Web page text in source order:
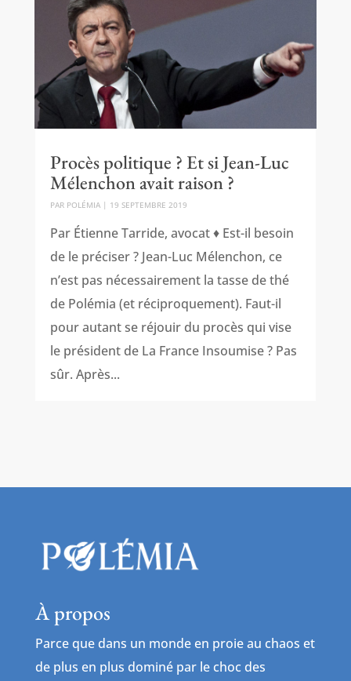
Procès politique ? Et si Jean-Luc
Mélenchon avait raison ?
PAR POLÉMIA| 19 SEPTEMBRE 2019
Par Étienne Tarride, avocat ♦ Est-il besoin
de le préciser ? Jean-Luc Mélenchon, ce
n’est pas nécessairement la tasse de thé
de Polémia (et réciproquement). Faut-il
pour autant se réjouir du procès qui vise
le président de La France Insoumise ? Pas
sûr. Après...
À propos
Parce que dans un monde en proie au chaos et
de plus en plus dominé par le choc des